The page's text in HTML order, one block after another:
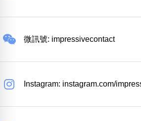
微訊號: impressivecontact
Instagram: instagram.com/